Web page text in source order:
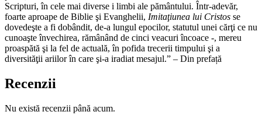
Scripturi, în cele mai diverse i limbi ale pământului. Într-adevăr,
foarte aproape de Biblie şi Evanghelii, Imitaţiunea lui Cristos se
dovedeşte a fi dobândit, de-a lungul epocilor, statutul unei cărţi ce nu
cunoaşte învechirea, rămânând de cinci veacuri încoace -, mereu
proaspătă şi la fel de actuală, în pofida trecerii timpului şi a
diversităţii ariilor în care şi-a iradiat mesajul.” – Din prefață
Recenzii
Nu există recenzii până acum.